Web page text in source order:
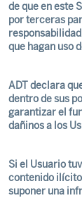
de que en este
por terceras
que hagan uso
ADT declara
dentro de sus
garantizar el
dañinos a los
Si el Usuario
contenido
suponer una